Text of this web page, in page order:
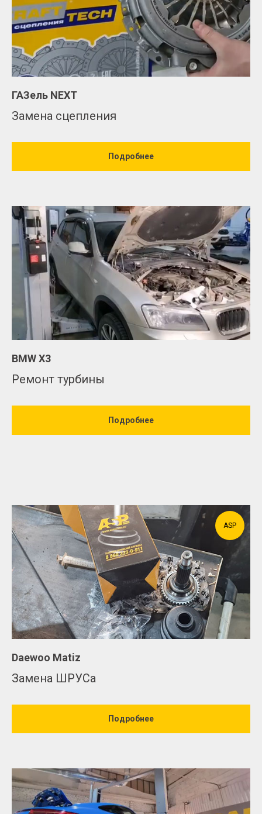
ГАЗель NEXT
Замена сцепления
Подробнее
BMW X3
Ремонт турбины
Подробнее
ASP
Daewoo Matiz
Замена ШРУСа
Подробнее